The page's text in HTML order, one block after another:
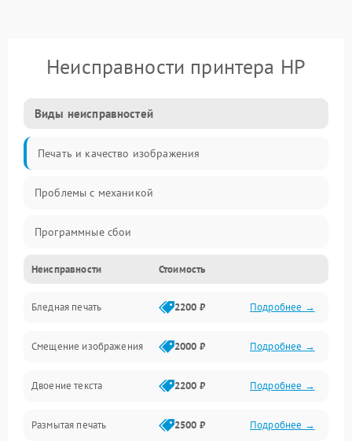
Неисправности принтера HP
Виды неисправностей
Печать и качество изображения
Проблемы с механикой
Программные сбои
Программные ошибки
Картриджи и расходники
Механика и узлы
Подключение и интерфейсы
Панель управления и индикация
Неисправности Стоимость
Бледная печать 2200 ₽ Подробнее →
Смещение изображения 2000 ₽ Подробнее →
Двоение текста 2200 ₽ Подробнее →
Размытая печать 2500 ₽ Подробнее →